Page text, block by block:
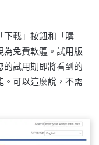
下載」按鈕和「購
為免費軟體。試用版
的試用期即將看到的
。可以這麼說，不需